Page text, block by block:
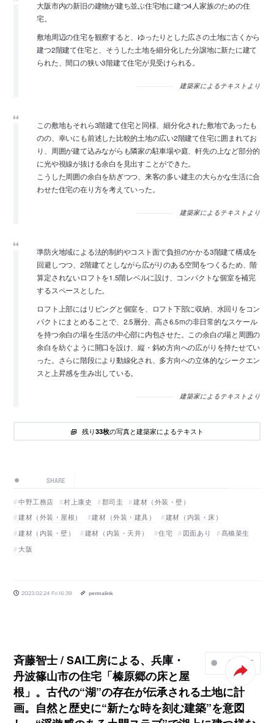
大阪市内の新旧の建物が建ち並ぶ住宅地に建つ4人家族のための住
宅。
敷地周辺の住宅を観察すると、ゆったりとした広さの土地に古くから
建つ2階建て住宅と、そうした土地を細分化した分譲地に新たに建て
られた、間口の狭い3階建て住宅が見受けられる。
建築家によるテキストより
この敷地もそれら3階建て住宅と同様、細分化された敷地であったも
のの、幸いにも前述した比較的土地の広い2階建て住宅に囲まれてお
り、周囲が建て込みながらも隣家の駐車場や庭、軒先の上など部分的
に光や視線が抜ける余白を見出すことができた。
こうした周囲の余白を紡ぎつつ、来客の多い建主の大らかな生活に合
わせた住宅の在り方を考えていった。
建築家によるテキストより
準防火地域による法的制約やコスト面で負担のかかる3階建て構成を
回避しつつ、2階建てとしながら広がりのある空間をつくるため、階
算定されないロフトを1.5階レベルに設け、コンパクトな個室を補完
するスペースとした。
ロフト上部にはリビングと個室を、ロフト下部に収納、水回りをコン
パクトにまとめることで、2.5層分、高さ6.5mの非日常的なスケール
を持つ余白の場を生活の中心部に内包させた。この余白の場と周囲の
余白を紡ぐように開口を設け、縦・斜め方向への広がりを持たせてい
った。さらに階段により動線化され、多方向への立体的なシークエン
スと上昇感を生み出している。
建築家によるテキストより
残り33枚の写真と建築家によるテキスト
SHARE
中野工務店 村上康史 郡司圭
建材（外装・壁）
建材（外装・屋根）
建材（外装・建具）
建材（内装・床）
建材（内装・壁）
建材（内装・天井） 住宅 図面あり
髙橋菜生
大阪
2023.02.24 Fri 16:39 permalink
SHARE
斉藤智士 / SAI工房による、兵庫・
丹波篠山市の住宅「榛原郷の床と屋
根」。古代の“湖”の存在が伝承される土地に計
画。自然と歴史に“新たな時を刻む建築”を意図